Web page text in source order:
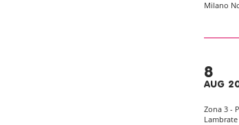
Milano
8
AUG
Zona 3 -
Lambrate